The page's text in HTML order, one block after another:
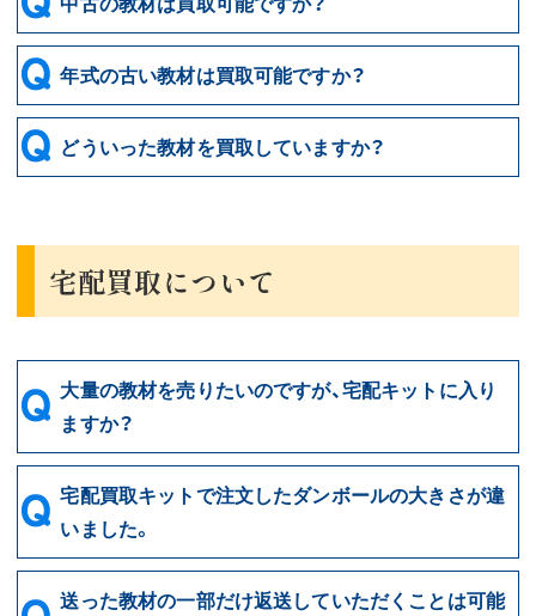
年式の古い教材は買取可能ですか？
どういった教材を買取していますか？
宅配買取について
大量の教材を売りたいのですが、宅配キットに入り
ますか？
宅配買取キットで注文したダンボールの大きさが違
いました。
送った教材の一部だけ返送していただくことは可能